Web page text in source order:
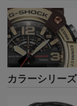
カラーシリーズ